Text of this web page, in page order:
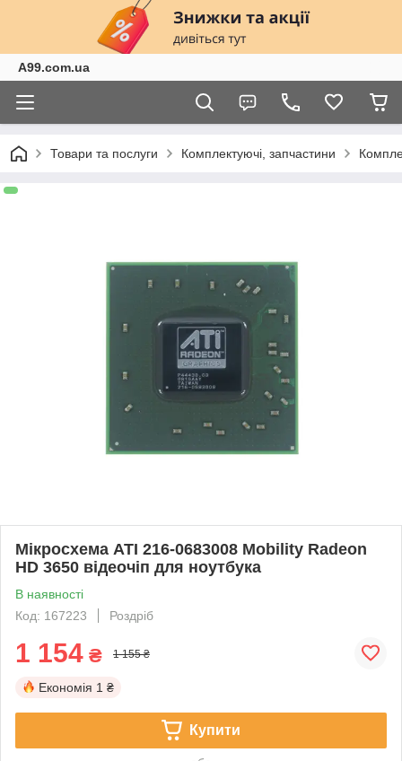
A99.com.ua
Товари та послуги Комплектуючі, запчастини
Мікросхема ATI 216-0683008 Mobility Radeon
HD 3650 відеочіп для ноутбука
В наявності
Код: 167223
Роздріб
1 154 ₴ 1 155 ₴
Економія 1 ₴
Купити